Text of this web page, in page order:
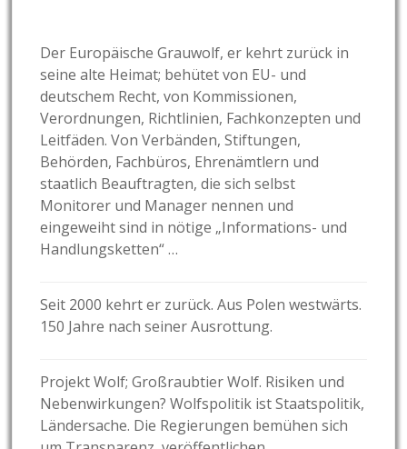
Der Europäische Grauwolf, er kehrt zurück in
seine alte Heimat; behütet von EU- und
deutschem Recht, von Kommissionen,
Verordnungen, Richtlinien, Fachkonzepten und
Leitfäden. Von Verbänden, Stiftungen,
Behörden, Fachbüros, Ehrenämtlern und
staatlich Beauftragten, die sich selbst
Monitorer und Manager nennen und
eingeweiht sind in nötige „Informations- und
Handlungsketten“ …
Seit 2000 kehrt er zurück. Aus Polen westwärts.
150 Jahre nach seiner Ausrottung.
Projekt Wolf; Großraubtier Wolf. Risiken und
Nebenwirkungen? Wolfspolitik ist Staatspolitik,
Ländersache. Die Regierungen bemühen sich